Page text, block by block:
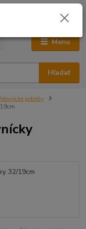
Menu
Hľadať
0,00 €
potreby